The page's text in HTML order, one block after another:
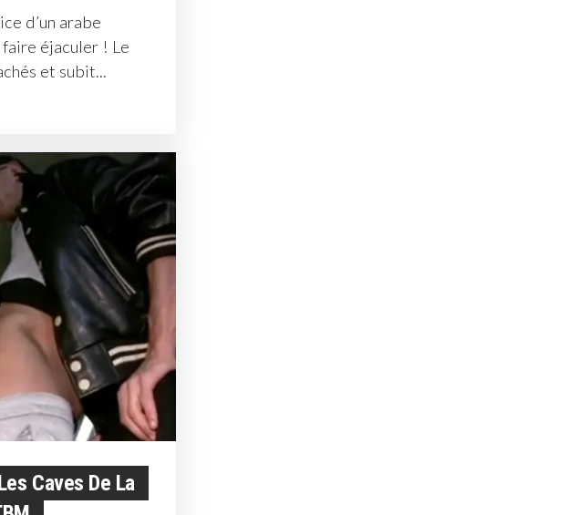
d’un arabe
faire éjaculer ! Le
et subit...
Caves De La